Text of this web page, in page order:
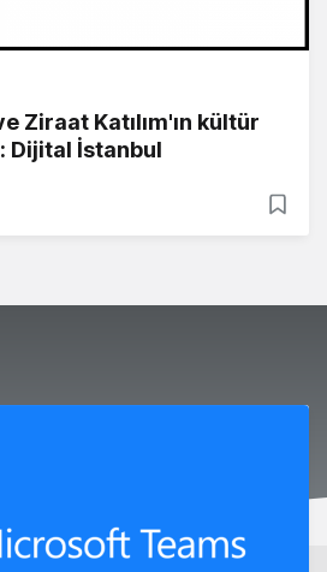
Ziraat Katılım'ın kültür
Dijital İstanbul